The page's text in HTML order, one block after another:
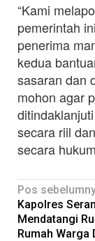
“Kami
pemerintah
penerima
kedua
sasaran dan
mohon agar
secara riil
secara
Navigasi
pos
Pos
Kapolres
Mendatangi
Rumah Warga